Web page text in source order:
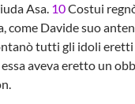
Asa. 10Costui
come Davide suo
tutti gli idoli eretti
aveva eretto un